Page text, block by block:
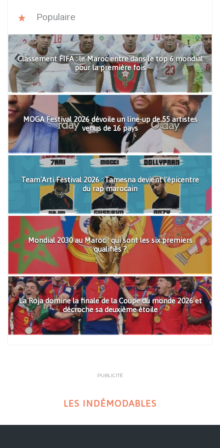
Populaire
Classement FIFA : le Maroc entre dans le top 6 mondial
pour la première fois
MOGA Festival 2026 dévoile un line-up de 55 artistes
venus de 16 pays
Team'Arti Festival 2026 : Tamesna devient l'épicentre
du rap marocain
Mondial 2030 au Maroc : qui sont les six premiers
qualifiés ?
La Roja domine la finale de la Coupe du monde 2026 et
décroche sa deuxième étoile
PUBLICITÉ
LES INDÉMODABLES